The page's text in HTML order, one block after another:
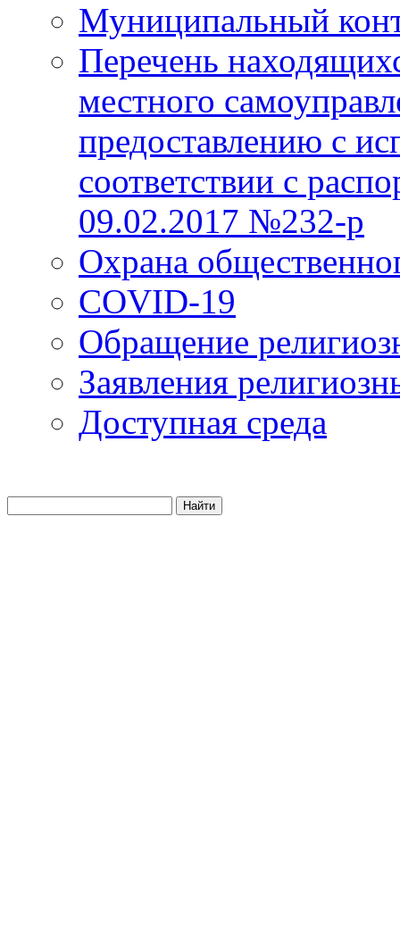
Муниципальный
Перечень
местного
предоставлению с
соответствии с
09.02.2017 №232-р
Охрана
COVID-19
Обращение
Заявления
Доступная среда
Найти